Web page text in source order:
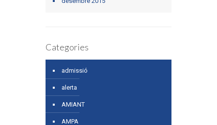
Categories
admissió
alerta
AMIANT
AMPA